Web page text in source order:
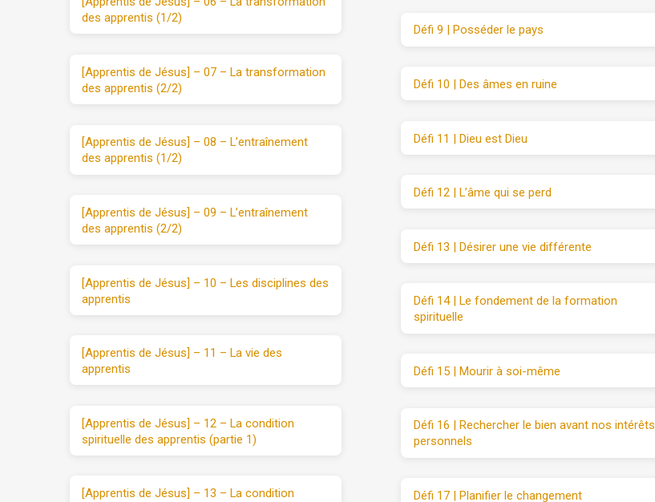
des apprentis (1/2)
[Apprentis de Jésus] – 07 – La transformation
des apprentis (2/2)
[Apprentis de Jésus] – 08 – L’entraînement
des apprentis (1/2)
[Apprentis de Jésus] – 09 – L’entraînement
des apprentis (2/2)
[Apprentis de Jésus] – 10 – Les disciplines des
apprentis
[Apprentis de Jésus] – 11 – La vie des
apprentis
[Apprentis de Jésus] – 12 – La condition
spirituelle des apprentis (partie 1)
[Apprentis de Jésus] – 13 – La condition
Défi 9 | Posséder le pays
Défi 10 | Des âmes en ruine
Défi 11 | Dieu est Dieu
Défi 12 | L’âme qui se perd
Défi 13 | Désirer une vie différente
Défi 14 | Le fondement de la formation
spirituelle
Défi 15 | Mourir à soi-même
Défi 16 | Rechercher le bien avant nos intérêts
personnels
Défi 17 | Planifier le changement